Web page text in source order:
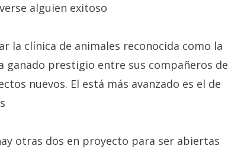
alguien exitoso
la clínica de animales reconocida como la
ganado prestigio entre sus compañeros de
nuevos. El está más avanzado es el de
otras dos en proyecto para ser abiertas